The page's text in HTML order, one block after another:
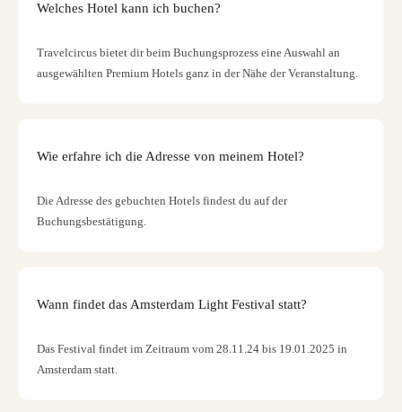
Welches Hotel kann ich buchen?
Travelcircus bietet dir beim Buchungsprozess eine Auswahl an
ausgewählten Premium Hotels ganz in der Nähe der Veranstaltung.
Wie erfahre ich die Adresse von meinem Hotel?
Die Adresse des gebuchten Hotels findest du auf der
Buchungsbestätigung.
Wann findet das Amsterdam Light Festival statt?
Das Festival findet im Zeitraum vom 28.11.24 bis 19.01.2025 in
Amsterdam statt.